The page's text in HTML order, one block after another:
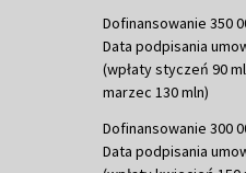
Dofinansowanie 350
Data podpisania
(wpłaty styczeń 90
marzec 130 mln)
Dofinansowanie 300
Data podpisania